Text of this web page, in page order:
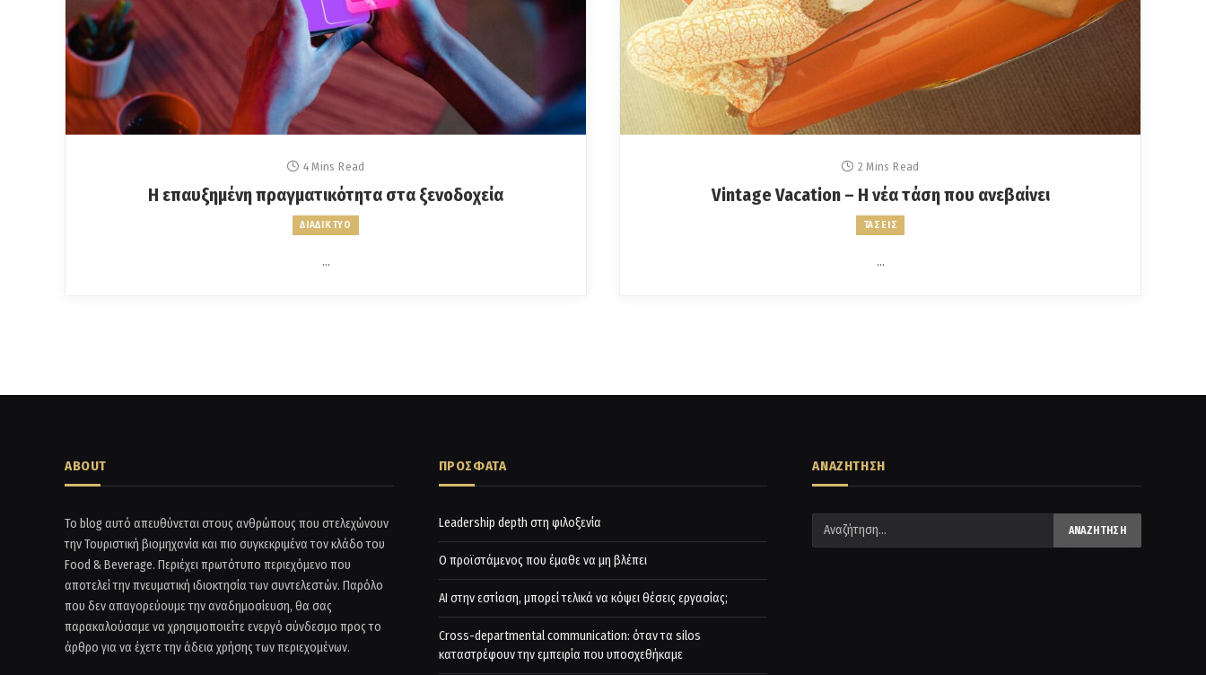
4 Mins Read
Η επαυξημένη πραγματικότητα στα ξενοδοχεία
ΔΙΑΔΙΚΤΥΟ
…
2 Mins Read
Vintage Vacation – Η νέα τάση που ανεβαίνει
ΤΑΣΕΙΣ
…
ABOUT
Το blog αυτό απευθύνεται στους ανθρώπους που στελεχώνουν
την Τουριστική βιομηχανία και πιο συγκεκριμένα τον κλάδο του
Food & Beverage. Περιέχει πρωτότυπο περιεχόμενο που
αποτελεί την πνευματική ιδιοκτησία των συντελεστών. Παρόλο
που δεν απαγορεύουμε την αναδημοσίευση, θα σας
παρακαλούσαμε να χρησιμοποιείτε ενεργό σύνδεσμο προς το
άρθρο για να έχετε την άδεια χρήσης των περιεχομένων.
ΠΡΟΣΦΑΤΑ
Leadership depth στη φιλοξενία
Ο προϊστάμενος που έμαθε να μη βλέπει
AI στην εστίαση, μπορεί τελικά να κόψει θέσεις εργασίας;
Cross-departmental communication: όταν τα silos
καταστρέφουν την εμπειρία που υποσχεθήκαμε
ΑΝΑΖΗΤΗΣΗ